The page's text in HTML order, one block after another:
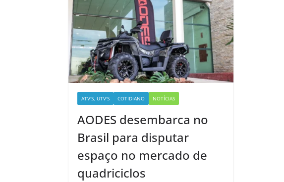
ATV'S, UTV'S COTIDIANO NOTÍCIAS
AODES desembarca no
Brasil para disputar
espaço no mercado de
quadriciclos